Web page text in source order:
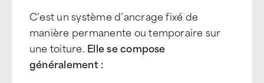
C’est un système d’ancrage fixé de
manière permanente ou temporaire sur
une toiture. Elle se compose
généralement :